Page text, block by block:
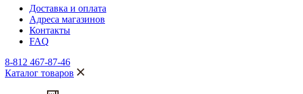
Доставка и оплата
Адреса магазинов
Контакты
FAQ
8-812 467-87-46
Каталог товаров